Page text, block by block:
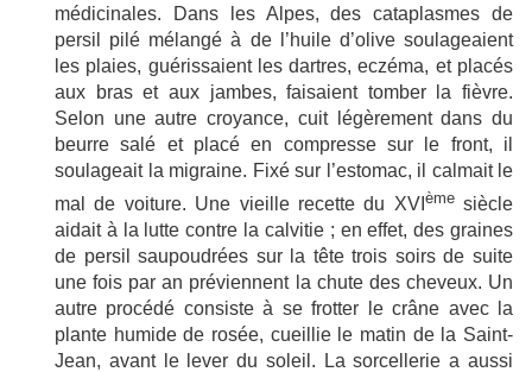
médicinales. Dans les Alpes, des cataplasmes de
persil pilé mélangé à de l’huile d’olive soulageaient
les plaies, guérissaient les dartres, eczéma, et placés
aux bras et aux jambes, faisaient tomber la fièvre.
Selon une autre croyance, cuit légèrement dans du
beurre salé et placé en compresse sur le front, il
soulageait la migraine. Fixé sur l’estomac, il calmait le
mal de voiture. Une vieille recette du XVI èmesiècle
aidait à la lutte contre la calvitie ; en effet, des graines
de persil saupoudrées sur la tête trois soirs de suite
une fois par an préviennent la chute des cheveux. Un
autre procédé consiste à se frotter le crâne avec la
plante humide de rosée, cueillie le matin de la Saint-
Jean, avant le lever du soleil. La sorcellerie a aussi